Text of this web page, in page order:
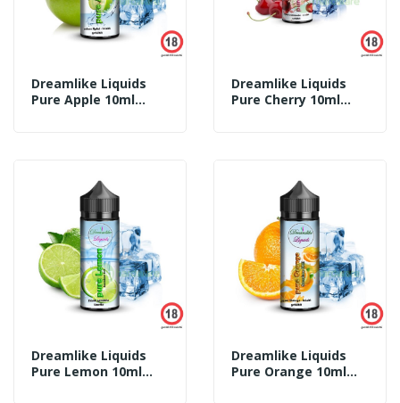
Dreamlike Liquids
Pure Apple 10ml
Dreamlike Liquids
Pure Cherry 10ml
Dreamlike Liquids
Pure Lemon 10ml
Dreamlike Liquids
Pure Orange 10ml